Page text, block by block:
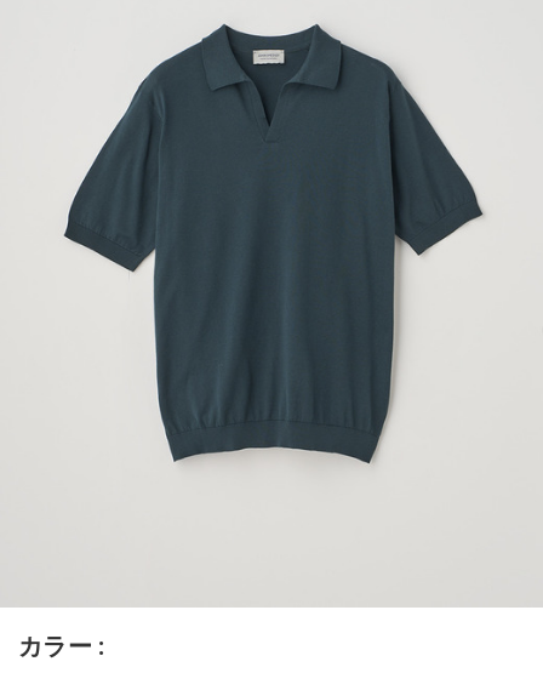
カラー